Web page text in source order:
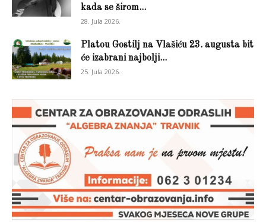
kada se širom...
28. Jula 2026.
Platou Gostilj na Vlašiću 23. augusta bit
će izabrani najbolji...
25. Jula 2026.